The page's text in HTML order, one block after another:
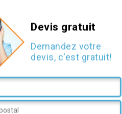
Devis gratuit
Demandez votre
devis, c'est gratuit!